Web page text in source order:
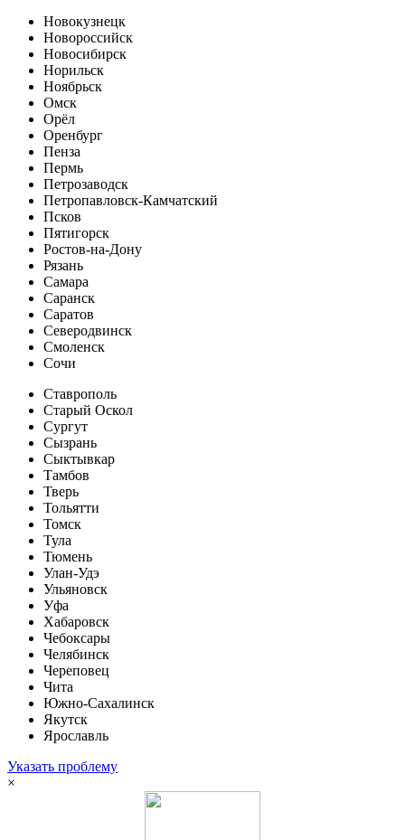
Новокузнецк
Новороссийск
Новосибирск
Норильск
Ноябрьск
Омск
Орёл
Оренбург
Пенза
Пермь
Петрозаводск
Петропавловск-Камчатский
Псков
Пятигорск
Ростов-на-Дону
Рязань
Самара
Саранск
Саратов
Северодвинск
Смоленск
Сочи
Ставрополь
Старый Оскол
Сургут
Сызрань
Сыктывкар
Тамбов
Тверь
Тольятти
Томск
Тула
Тюмень
Улан-Удэ
Ульяновск
Уфа
Хабаровск
Чебоксары
Челябинск
Череповец
Чита
Южно-Сахалинск
Якутск
Ярославль
Указать проблему
×